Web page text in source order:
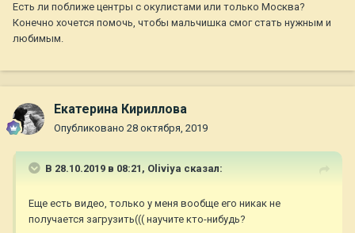
Есть ли поближе центры с окулистами или только Москва?
Конечно хочется помочь, чтобы мальчишка смог стать нужным и
любимым.
Екатерина Кириллова
Опубликовано 28 октября, 2019
В 28.10.2019 в 08:21, Oliviya сказал:
Еще есть видео, только у меня вообще его никак не
получается загрузить((( научите кто-нибудь?